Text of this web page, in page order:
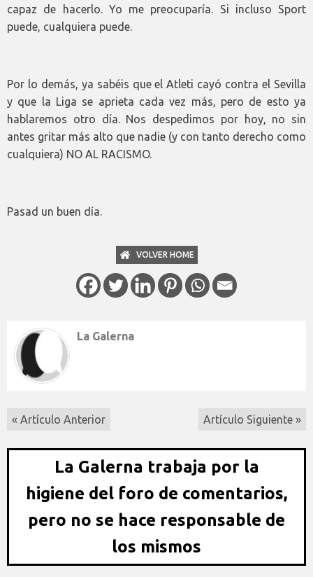
capaz de hacerlo. Yo me preocuparía. Si incluso Sport
puede, cualquiera puede.
Por lo demás, ya sabéis que el Atleti cayó contra el Sevilla
y que la Liga se aprieta cada vez más, pero de esto ya
hablaremos otro día. Nos despedimos por hoy, no sin
antes gritar más alto que nadie (y con tanto derecho como
cualquiera) NO AL RACISMO.
Pasad un buen día.
VOLVER HOME
La Galerna
« Artículo Anterior Artículo Siguiente »
La Galerna trabaja por la
higiene del foro de comentarios,
pero no se hace responsable de
los mismos